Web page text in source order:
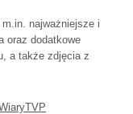
najważniejsze i
oraz dodatkowe
a także zdjęcia z